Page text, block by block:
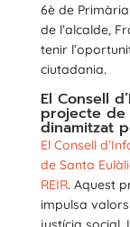
6è de
de l’alcalde,
tenir
ciutadania.
El Consell
projecte de
dinamitzat
El Consell
de Santa
REIR. Aquest
impulsa